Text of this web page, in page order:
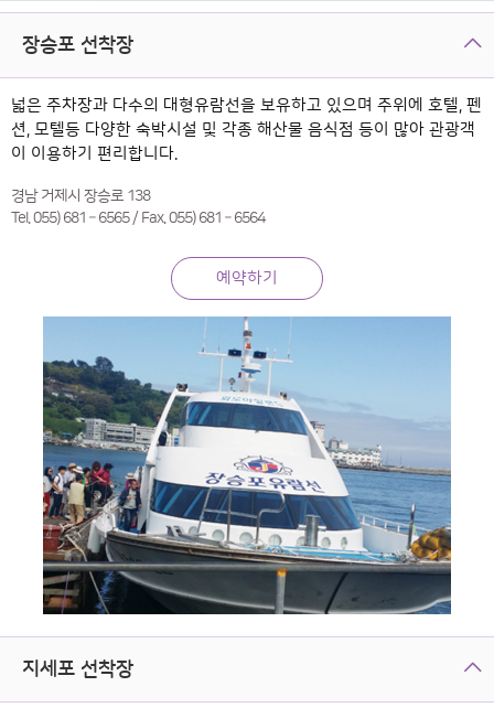
장승포 선착장
넓은 주차장과 다수의 대형유람선을 보유하고 있으며 주위에 호텔, 펜
션, 모텔등 다양한 숙박시설 및 각종 해산물 음식점 등이 많아 관광객
이 이용하기 편리합니다.
경남 거제시 장승로 138
Tel. 055) 681 – 6565 / Fax. 055) 681 – 6564
예약하기
지세포 선착장